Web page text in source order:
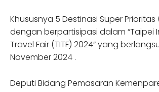
Khususnya 5 Destinasi Super Prioritas
dengan berpartisipasi dalam “Taipei
Travel Fair (TITF) 2024” yang
November 2024 .
Deputi Bidang Pemasaran